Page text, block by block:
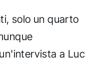
solo un quarto
a Luc